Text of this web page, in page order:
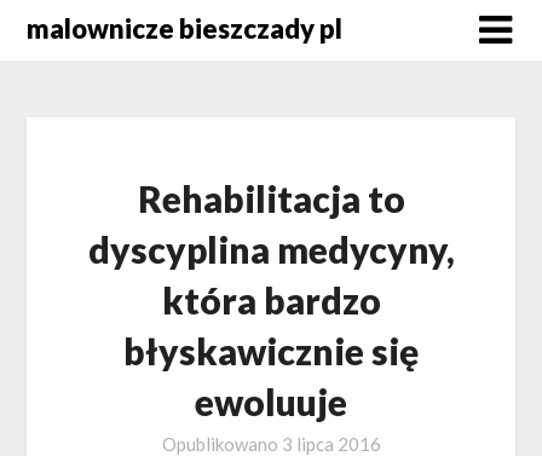
malownicze bieszczady pl
Rehabilitacja to
dyscyplina medycyny,
która bardzo
błyskawicznie się
ewoluuje
Opublikowano 3 lipca 2016